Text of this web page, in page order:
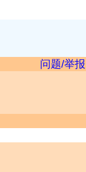
问题/举报